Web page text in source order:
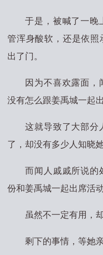
于是，被喊了一晚
管浑身酸软，还是依
出了门。
因为不喜欢露面
没有怎么跟姜禹城一起
这就导致了大部分
了，却没有多少人知晓
而闻人戚戚所说的
份和姜禹城一起出席活动
虽然不一定有用，
剩下的事情，等她